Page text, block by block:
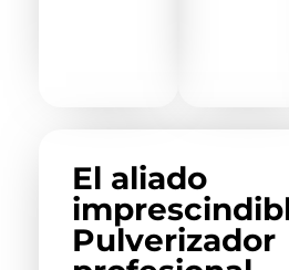
El aliado
Pulverizador